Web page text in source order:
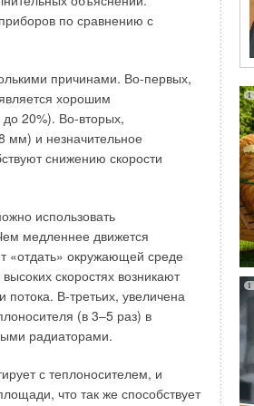
по сравнению с
причинами. Во-первых,
хорошим
20%). Во-вторых,
мм) и незначительное
снижению скорости
использовать
медленнее движется
«отдать» окружающей среде
скоростях возникают
потока. В-третьих, увеличена
(в 3–5 раз) в
радиаторами.
с теплоносителем, и
что так же способствует
системой отопления
радиатор Style. Style —
металла, традиционно
и АЛЮМИНИЙ. Этот радиатор
с рабочим давлением в
по технологии “литья под
варианте,
и в модификации R. Усиленные
на предприятии поштучно
свыше 48 атм. и могут
отопления с рабочим
для любителей стиля
алюминиевых приборов
и EKOS PLUS —
“GLOBAL”оправдают
очередь наружный слой из РЕХ
коррозии при контакте со
или известь.
алюминиевого слоя Prandelli
“стык в стык”,
устойчивость к
свойства материалов, из
ее при давлении до 10 бар
— до 110°С). С начала
трубу
заказ клиентов
в теплоизоляции.